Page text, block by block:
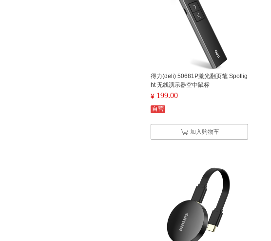
得力(deli) 50681P激光翻页笔 Spotlig
ht 无线演示器空中鼠标
¥ 199.00
自营
加入购物车